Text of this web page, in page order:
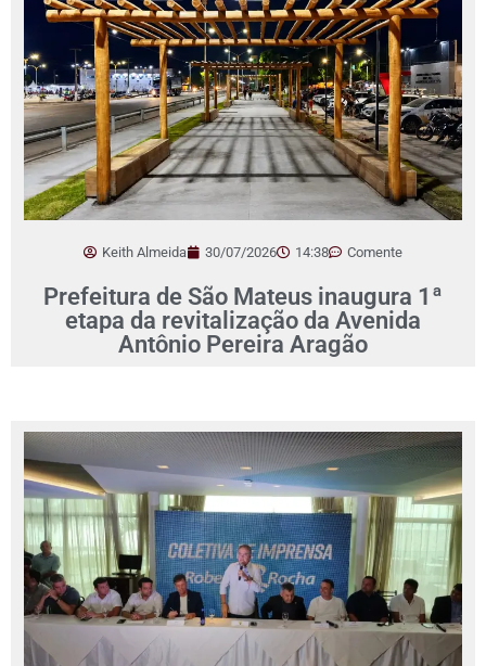
Keith Almeida 30/07/2026 14:38 Comente
Prefeitura de São Mateus inaugura 1ª
etapa da revitalização da Avenida
Antônio Pereira Aragão